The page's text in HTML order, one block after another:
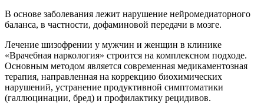
В основе заболевания лежит нарушение нейромедиаторного
баланса, в частности, дофаминовой передачи в мозге.
Лечение шизофрении у мужчин и женщин в клинике
«Врачебная наркология» строится на комплексном подходе.
Основным методом является современная медикаментозная
терапия, направленная на коррекцию биохимических
нарушений, устранение продуктивной симптоматики
(галлюцинации, бред) и профилактику рецидивов.